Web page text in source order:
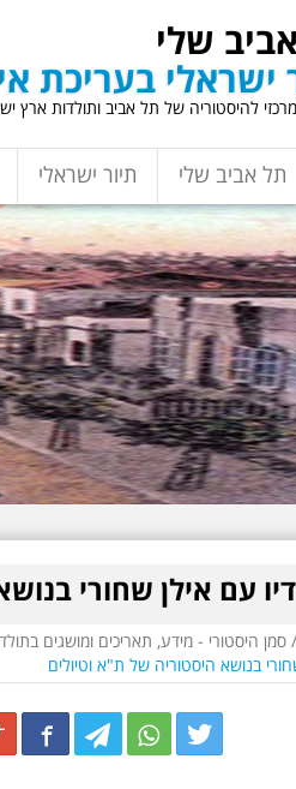
שלי
ישראלי בעריכת
להיסטוריה של תל אביב ותולדות ארץ
תל אביב שלי תיור ישראלי
עם אילן שחורי
/ סמן היסטורי - מידע, תאריכים ומושגים
בנושא היסטוריה של ת"א וטיולים
Twitter
Twitter